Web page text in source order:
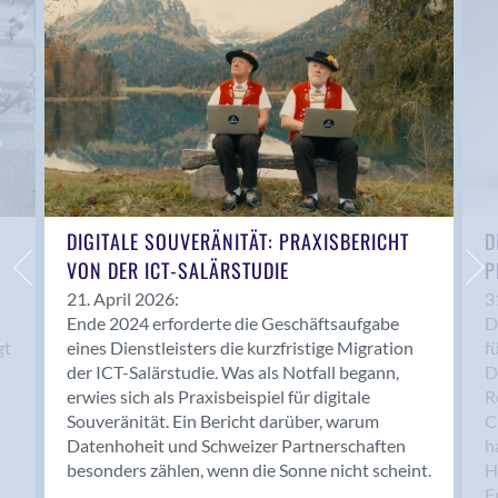
Anwil
Appenzell
Au SG
Baar
Baden
Balsthal
Balzers
Basel
Bassersdorf
Belp
Bendern
Benken (SG)
Bergdietikon
Berlin
Bern
Bern - Liebefeld
DIGITALE SOUVERÄNITÄT: PRAXISBERICHT
VON DER ICT-SALÄRSTUDIE
21. April 2026:
Ende 2024 erforderte die Geschäftsaufgabe
eines Dienstleisters die kurzfristige Migration
der ICT-Salärstudie. Was als Notfall begann,
erwies sich als Praxisbeispiel für digitale
Souveränität. Ein Bericht darüber, warum
Datenhoheit und Schweizer Partnerschaften
besonders zählen, wenn die Sonne nicht scheint.